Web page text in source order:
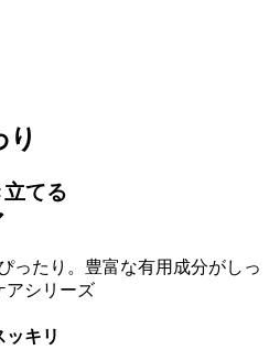
てる
ったり。豊富な有用成分がしっ
アシリーズ
ッキリ